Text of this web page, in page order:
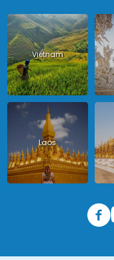
Vietnam
Laos